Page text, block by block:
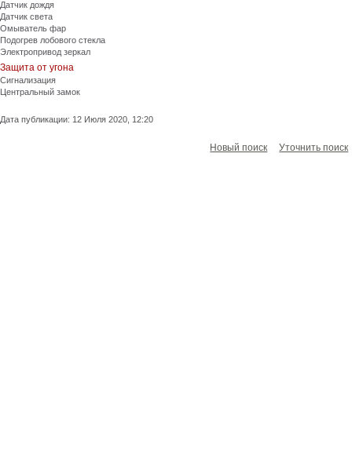
Датчик дождя
Датчик света
Омыватель фар
Подогрев лобового стекла
Электропривод зеркал
Защита от угона
Сигнализация
Центральный замок
Дата публикации: 12 Июля 2020, 12:20
Новый поиск Уточнить поиск